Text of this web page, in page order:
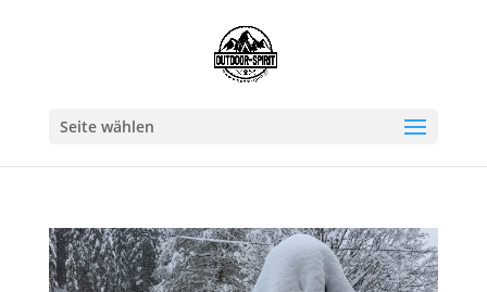
Seite wählen